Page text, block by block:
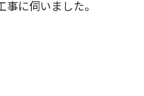
に伺いました。